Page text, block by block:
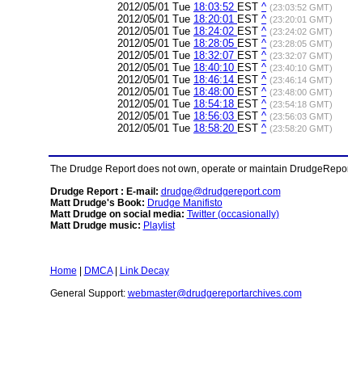
2012/05/01 Tue 18:03:52 EST ^ (23:03:52 GMT)
2012/05/01 Tue 18:20:01 EST ^ (23:20:01 GMT)
2012/05/01 Tue 18:24:02 EST ^ (23:24:02 GMT)
2012/05/01 Tue 18:28:05 EST ^ (23:28:05 GMT)
2012/05/01 Tue 18:32:07 EST ^ (23:32:07 GMT)
2012/05/01 Tue 18:40:10 EST ^ (23:40:10 GMT)
2012/05/01 Tue 18:46:14 EST ^ (23:46:14 GMT)
2012/05/01 Tue 18:48:00 EST ^ (23:48:00 GMT)
2012/05/01 Tue 18:54:18 EST ^ (23:54:18 GMT)
2012/05/01 Tue 18:56:03 EST ^ (23:56:03 GMT)
2012/05/01 Tue 18:58:20 EST ^ (23:58:20 GMT)
The Drudge Report does not own, operate or maintain
Drudge Report : E-mail: drudge@drudgereport.com
Matt Drudge's Book: Drudge Manifisto
Matt Drudge on social media: Twitter (occasionally)
Matt Drudge music: Playlist
Home DMCA|
Link Decay
General Support: webmaster@drudgereportarchives.com